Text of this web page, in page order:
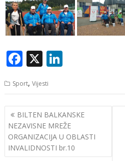
F
e
b
o
o
k
X
k
e
dI
n
Sport,Vijesti
Navigacija
članaka
BILTEN BALKANSKE
NEZAVISNE MREŽE
ORGANIZACIJA U OBLASTI
INVALIDNOSTI br.10